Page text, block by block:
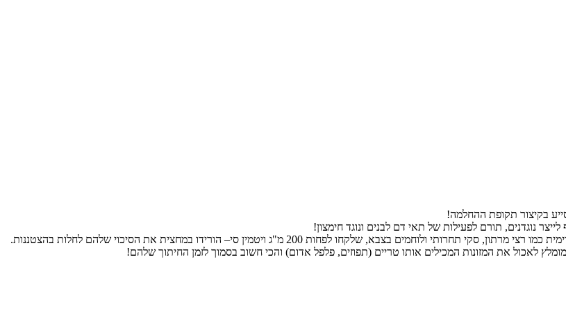
בצבא, שלקחו לפחות 200 מ"ג ויטמין סי– הורידו במחצית את הסיכוי שלהם לחלות בהצטננות.